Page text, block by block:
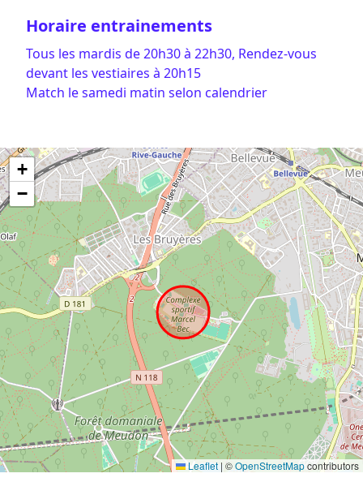
Horaire entrainements
Tous les mardis de 20h30 à 22h30, Rendez-vous
devant les vestiaires à 20h15
Match le samedi matin selon calendrier
+
−
Leaflet | ©OpenStreetMapcontributors